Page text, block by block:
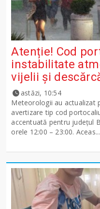
Atenție! Cod
instabilitate
vijelii și
astăzi, 10:54
Meteorologii au actualizat
avertizare tip cod
accentuată pentru județul
orele 12:00 – 23:00. Aceas...